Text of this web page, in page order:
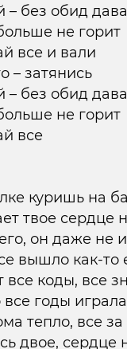
без обид
не горит
все и вали
– затянись
без обид
не горит
все
куришь на
твое сердце
он даже не
вышло как-то
все коды, все
годы
тепло, все
двое, сердце